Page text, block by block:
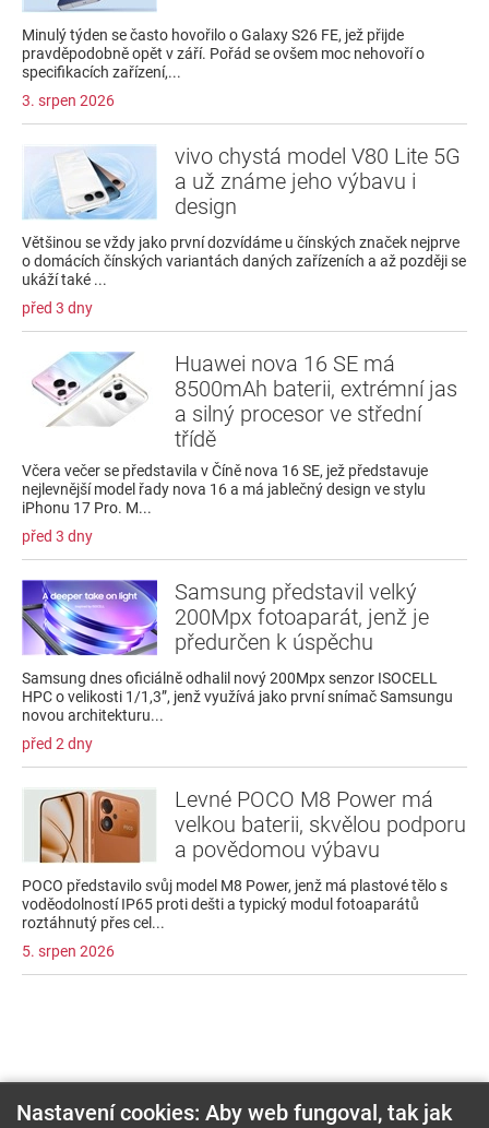
Minulý týden se často hovořilo o Galaxy S26 FE, jež přijde
pravděpodobně opět v září. Pořád se ovšem moc nehovoří o
specifikacích zařízení,...
3. srpen 2026
vivo chystá model V80 Lite 5G
a už známe jeho výbavu i
design
Většinou se vždy jako první dozvídáme u čínských značek nejprve
o domácích čínských variantách daných zařízeních a až později se
ukáží také ...
před 3 dny
Huawei nova 16 SE má
8500mAh baterii, extrémní jas
a silný procesor ve střední
třídě
Včera večer se představila v Číně nova 16 SE, jež představuje
nejlevnější model řady nova 16 a má jablečný design ve stylu
iPhonu 17 Pro. M...
před 3 dny
Samsung představil velký
200Mpx fotoaparát, jenž je
předurčen k úspěchu
Samsung dnes oficiálně odhalil nový 200Mpx senzor ISOCELL
HPC o velikosti 1/1,3”, jenž využívá jako první snímač Samsungu
novou architekturu...
před 2 dny
Levné POCO M8 Power má
velkou baterii, skvělou podporu
a povědomou výbavu
POCO představilo svůj model M8 Power, jenž má plastové tělo s
voděodolností IP65 proti dešti a typický modul fotoaparátů
roztáhnutý přes cel...
5. srpen 2026
Nastavení cookies: Aby web fungoval, tak jak